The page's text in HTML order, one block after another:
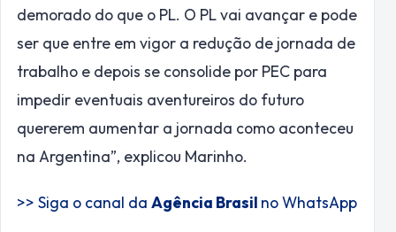
demorado do que o PL. O PL vai avançar e pode
ser que entre em vigor a redução de jornada de
trabalho e depois se consolide por PEC para
impedir eventuais aventureiros do futuro
quererem aumentar a jornada como aconteceu
na Argentina”, explicou Marinho.
>> Siga o canal da Agência Brasil no WhatsApp